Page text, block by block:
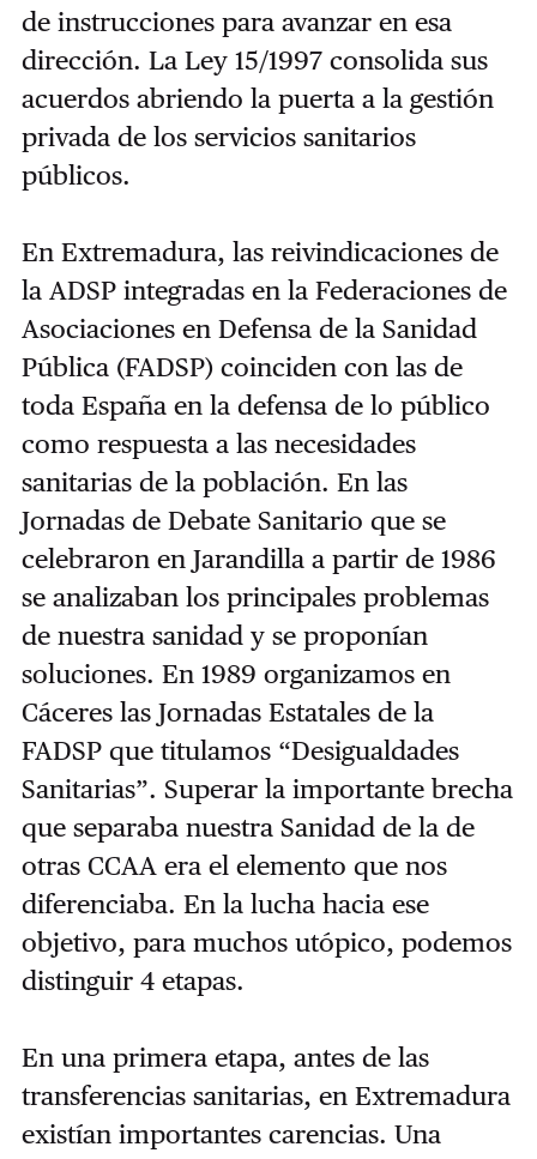
de instrucciones para avanzar en esa
dirección. La Ley 15/1997 consolida sus
acuerdos abriendo la puerta a la gestión
privada de los servicios sanitarios
públicos.
En Extremadura, las reivindicaciones de
la ADSP integradas en la Federaciones de
Asociaciones en Defensa de la Sanidad
Pública (FADSP) coinciden con las de
toda España en la defensa de lo público
como respuesta a las necesidades
sanitarias de la población. En las
Jornadas de Debate Sanitario que se
celebraron en Jarandilla a partir de 1986
se analizaban los principales problemas
de nuestra sanidad y se proponían
soluciones. En 1989 organizamos en
Cáceres las Jornadas Estatales de la
FADSP que titulamos “Desigualdades
Sanitarias”. Superar la importante brecha
que separaba nuestra Sanidad de la de
otras CCAA era el elemento que nos
diferenciaba. En la lucha hacia ese
objetivo, para muchos utópico, podemos
distinguir 4 etapas.
En una primera etapa, antes de las
transferencias sanitarias, en Extremadura
existían importantes carencias. Una